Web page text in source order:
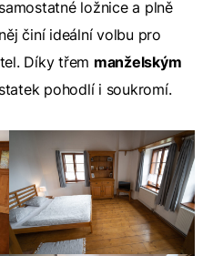
ložnice a plně
činí ideální volbu pro
Díky třem manželským
pohodlí i soukromí.